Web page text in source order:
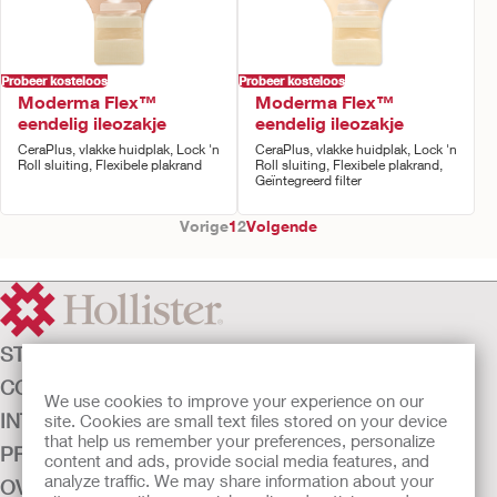
We use cookies to improve your experience on our
site. Cookies are small text files stored on your device
that help us remember your preferences, personalize
content and ads, provide social media features, and
analyze traffic. We may share information about your
Probeer kosteloos
Moderma Flex™
eendelig ileozakje
CeraPlus, vlakke huidplak, Lock 'n
Roll sluiting, Flexibele plakrand
Probeer kosteloos
Moderma Flex™
eendelig ileozakje
CeraPlus, vlakke huidplak, Lock 'n
Roll sluiting, Flexibele plakrand,
Geïntegreerd filter
Vorige12Volgende
STOMAZORG
CONTINENTIEZORG
INTENSIEVE ZORG
PRODUCTEN
OVER ONS